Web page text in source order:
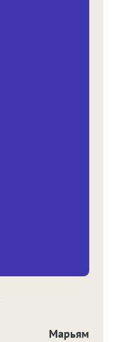
Марьям